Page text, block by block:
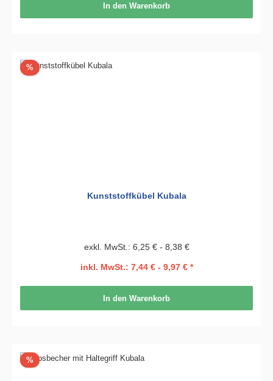
In den Warenkorb
%Rabatt
Kunststoffkübel Kubala
exkl. MwSt.: 6,25 € - 8,38 €
inkl. MwSt.: 7,44 € - 9,97 € *
In den Warenkorb
%Rabatt